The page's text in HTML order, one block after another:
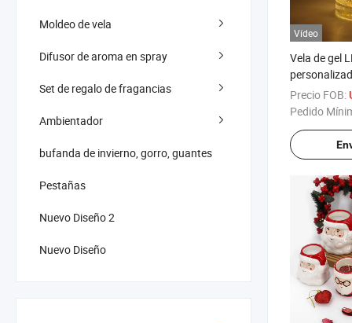
Vídeo
Vela de gel
hogareña
Precio FOB:
Pedido
Moldeo de vela
Difusor de aroma en spray
Set de regalo de fragancias
Ambientador
bufanda de invierno, gorro, guantes
Pestañas
Nuevo Diseño 2
Nuevo Diseño